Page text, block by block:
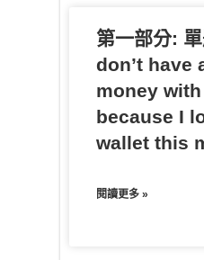
第一部分:
don’t have
money with
because I
wallet this
閱讀更多 »